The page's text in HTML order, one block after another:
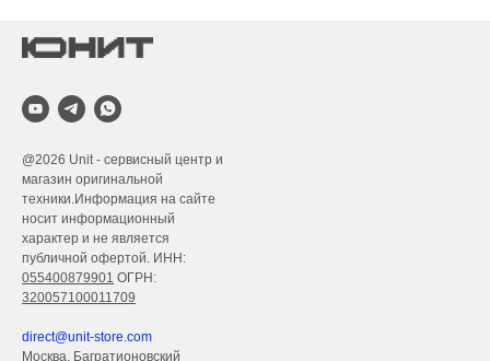
@2026 Unit - сервисный центр и
магазин оригинальной
техники.Информация на сайте
носит информационный
характер и не является
публичной офертой. ИНН:
055400879901 ОГРН:
320057100011709
direct@unit-store.com
Москва, Багратионовский